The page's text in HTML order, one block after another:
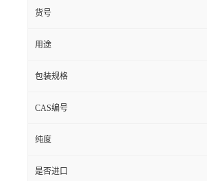
货号
用途
包装规格
CAS编号
纯度
是否进口